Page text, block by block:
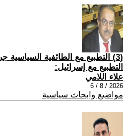
(3) التطبيع مع الطائفية
التطبيع مع إسرائيل:
علاء اللامي
2026 / 8 / 6
مواضيع وابحاث سياسية